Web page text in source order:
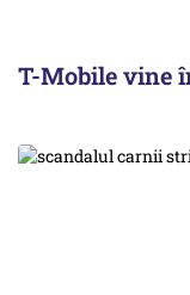
T-Mobile vine